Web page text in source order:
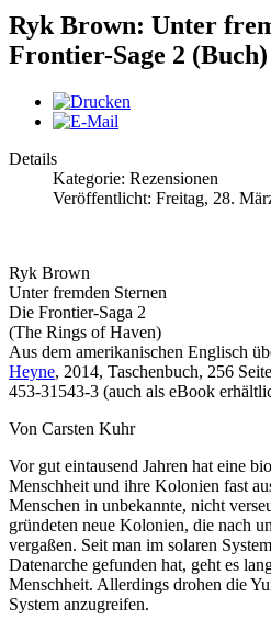
Ryk Brown: Unter
Frontier-Sage 2 (Buch)
Details
Kategorie: Rezensionen
Veröffentlicht: Freitag, 28.
Ryk Brown
Unter fremden Sternen
Die Frontier-Saga 2
(The Rings of Haven)
Aus dem amerikanischen Englisch
Heyne, 2014, Taschenbuch, 256
453-31543-3 (auch als eBook
Von Carsten Kuhr
Vor gut eintausend Jahren hat eine
Menschheit und ihre Kolonien fast
Menschen in unbekannte, nicht
gründeten neue Kolonien, die nach
vergaßen. Seit man im solaren
Datenarche gefunden hat, geht es
Menschheit. Allerdings drohen die
System anzugreifen.